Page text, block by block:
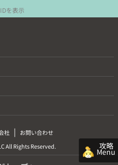
攻略
Menu
を表示
社 |
お問い合わせ
All Rights Reserved.